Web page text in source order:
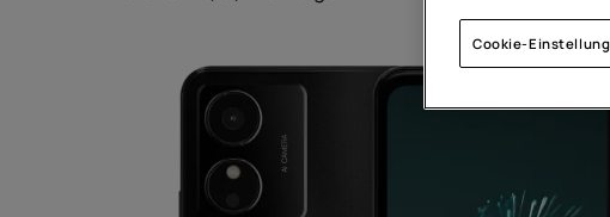
Geräterecycling
Cookie-